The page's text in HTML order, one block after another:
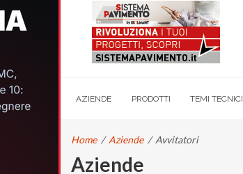
AZIENDE PRODOTTI TEMI TECNICI
Home / Aziende / Avvitatori
Aziende